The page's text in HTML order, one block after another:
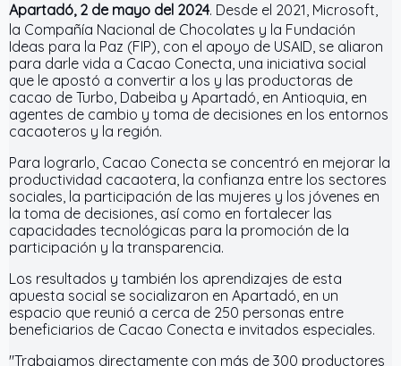
Apartadó, 2 de mayo del 2024. Desde el 2021, Microsoft,
la Compañía Nacional de Chocolates y la Fundación
Ideas para la Paz (FIP), con el apoyo de USAID, se aliaron
para darle vida a Cacao Conecta, una iniciativa social
que le apostó a convertir a los y las productoras de
cacao de Turbo, Dabeiba y Apartadó, en Antioquia, en
agentes de cambio y toma de decisiones en los entornos
cacaoteros y la región.
Para lograrlo, Cacao Conecta se concentró en mejorar la
productividad cacaotera, la confianza entre los sectores
sociales, la participación de las mujeres y los jóvenes en
la toma de decisiones, así como en fortalecer las
capacidades tecnológicas para la promoción de la
participación y la transparencia.
Los resultados y también los aprendizajes de esta
apuesta social se socializaron en Apartadó, en un
espacio que reunió a cerca de 250 personas entre
beneficiarios de Cacao Conecta e invitados especiales.
"Trabajamos directamente con más de 300 productores